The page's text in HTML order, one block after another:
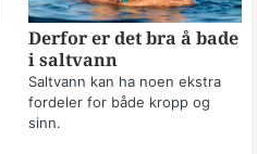
Derfor er det bra å bade
i saltvann
Saltvann kan ha noen ekstra
fordeler for både kropp og
sinn.